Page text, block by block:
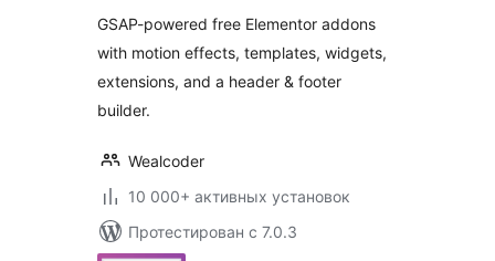
& Website
Templates
GSAP-powered free Elementor addons
with motion effects, templates, widgets,
extensions, and a header & footer
builder.
Wealcoder
10 000+ активных установок
Протестирован с 7.0.3